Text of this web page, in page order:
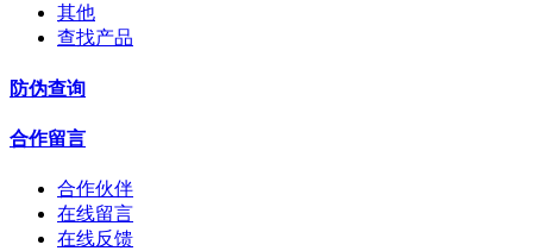
其他
查找产品
防伪查询
合作留言
合作伙伴
在线留言
在线反馈